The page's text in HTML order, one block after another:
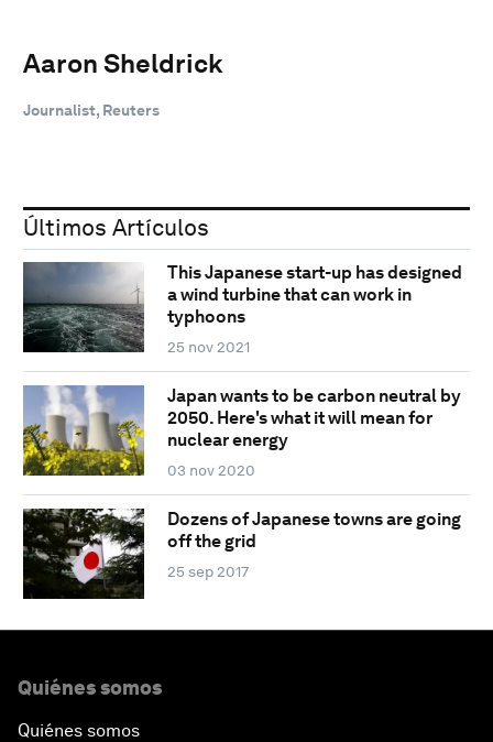
Aaron Sheldrick
Journalist, Reuters
Últimos Artículos
This Japanese start-up has designed
a wind turbine that can work in
typhoons
25 nov 2021
Japan wants to be carbon neutral by
2050. Here's what it will mean for
nuclear energy
03 nov 2020
Dozens of Japanese towns are going
off the grid
25 sep 2017
Quiénes somos
Quiénes somos